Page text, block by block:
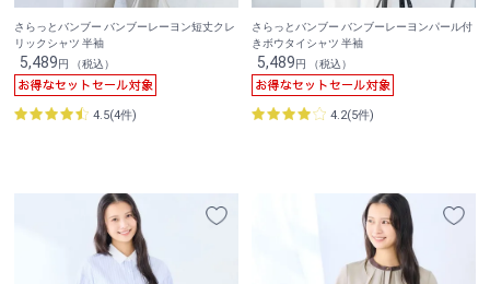
さらっとバンブー バンブーレーヨン短丈クレ
リックシャツ 半袖
5,489円 （税込）
4.5(4件)
さらっとバンブー バンブーレーヨンパール付
きボウタイシャツ 半袖
5,489円 （税込）
4.2(5件)